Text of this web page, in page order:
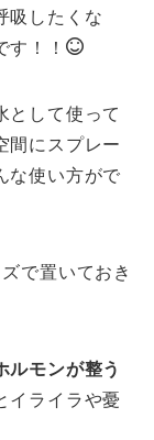
吸したくな
！！
として使って
間にスプレー
な使い方がで
で置いておき
ルモンが整う
イライラや憂